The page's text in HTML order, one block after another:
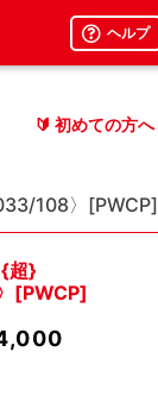
ヘルプ
🔰 初めての方へ
108〉[PWCP]
超}
[PWCP]